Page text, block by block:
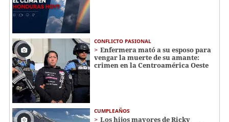
CONFLICTO PASIONAL
Enfermera mató a su esposo para
vengar la muerte de su amante:
crimen en la Centroamérica Oeste
CUMPLEAÑOS
Los hijos mayores de Ricky